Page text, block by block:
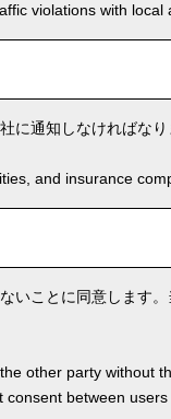
violations with local
に通知しなければなり
and insurance
いことに同意します
other party without
between